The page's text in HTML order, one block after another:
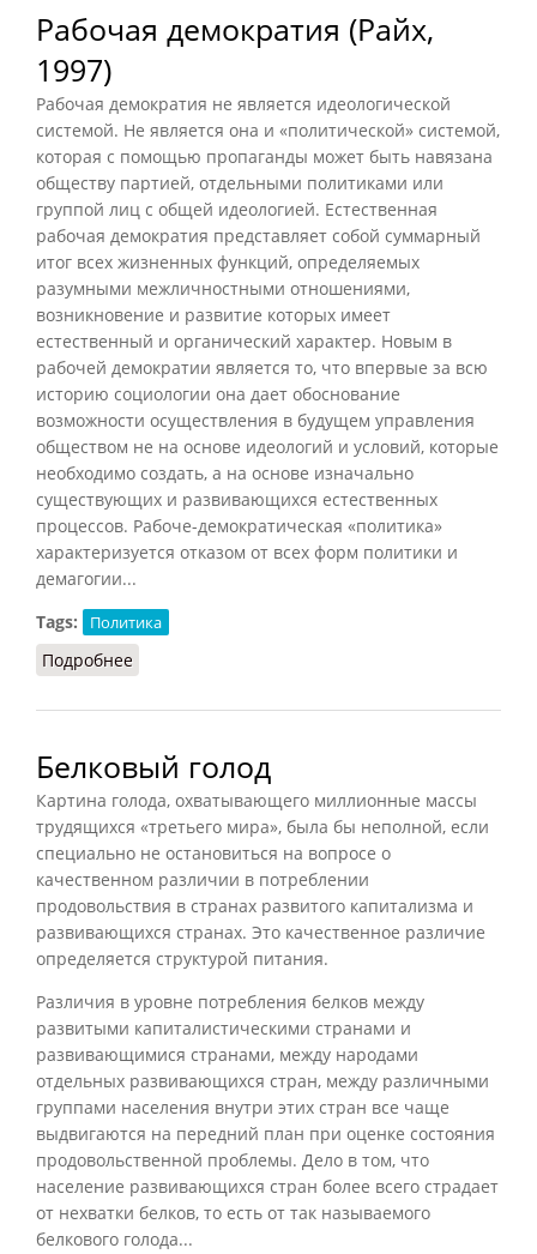
Рабочая демократия (Райх,
1997)
Рабочая демократия не является идеологической
системой. Не является она и «политической» системой,
которая с помощью пропаганды может быть навязана
обществу партией, отдельными политиками или
группой лиц с общей идеологией. Естественная
рабочая демократия представляет собой суммарный
итог всех жизненных функций, определяемых
разумными межличностными отношениями,
возникновение и развитие которых имеет
естественный и органический характер. Новым в
рабочей демократии является то, что впервые за всю
историю социологии она дает обоснование
возможности осуществления в будущем управления
обществом не на основе идеологий и условий, которые
необходимо создать, а на основе изначально
существующих и развивающихся естественных
процессов. Рабоче-демократическая «политика»
характеризуется отказом от всех форм политики и
демагогии...
Tags:
Политика
Подробнее
Белковый голод
Картина голода, охватывающего миллионные массы
трудящихся «третьего мира», была бы неполной, если
специально не остановиться на вопросе о
качественном различии в потреблении
продовольствия в странах развитого капитализма и
развивающихся странах. Это качественное различие
определяется структурой питания.
Различия в уровне потребления белков между
развитыми капиталистическими странами и
развивающимися странами, между народами
отдельных развивающихся стран, между различными
группами населения внутри этих стран все чаще
выдвигаются на передний план при оценке состояния
продовольственной проблемы. Дело в том, что
население развивающихся стран более всего страдает
от нехватки белков, то есть от так называемого
белкового голода...